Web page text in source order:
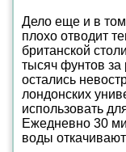
Дело еще и в
плохо отводит
британской
тысяч фунтов
остались
лондонских
использовать
Ежедневно 30
воды